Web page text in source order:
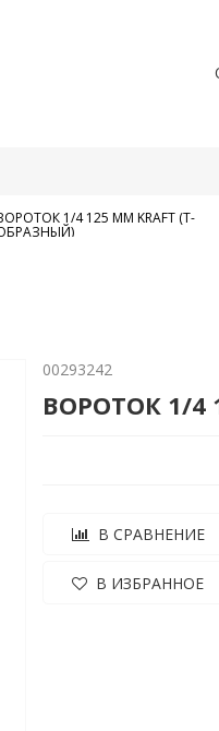
1/4 125 ММ KRAFT (Т-
00293242
ВОРОТОК 1/4
В СРАВНЕНИЕ
В ИЗБРАННОЕ